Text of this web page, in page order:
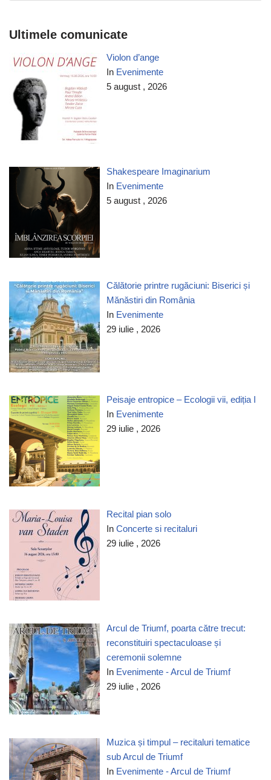
Ultimele comunicate
Violon d’ange
In Evenimente
5 august , 2026
Shakespeare Imaginarium
In Evenimente
5 august , 2026
Călătorie printre rugăciuni: Biserici și
Mănăstiri din România
In Evenimente
29 iulie , 2026
Peisaje entropice – Ecologii vii, ediția I
In Evenimente
29 iulie , 2026
Recital pian solo
InConcerte si recitaluri
29 iulie , 2026
Arcul de Triumf, poarta către trecut:
reconstituiri spectaculoase și
ceremonii solemne
In Evenimente - Arcul de Triumf
29 iulie , 2026
Muzica și timpul – recitaluri tematice
sub Arcul de Triumf
In Evenimente - Arcul de Triumf